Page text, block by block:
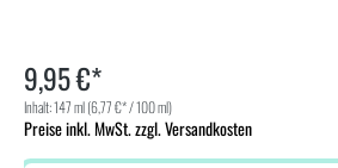
9,95 €*
Inhalt:147 ml(6,77 €* / 100 ml)
Preise inkl. MwSt. zzgl. Versandkosten